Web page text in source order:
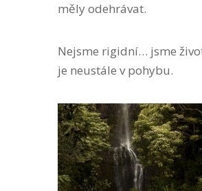
měly odehrávat.
Nejsme rigidní… jsme
je neustále v pohybu.